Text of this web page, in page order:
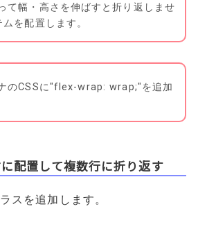
て幅・高さを伸ばすと折り返しませ
を配置します。
のCSSに"flex-wrap: wrap;"を追加
配置して複数行に折り返す
スを追加します。